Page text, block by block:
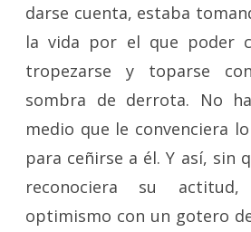
darse cuenta, estaba
la vida por el que poder
tropezarse y toparse
sombra de derrota. No
medio que le convenciera
para ceñirse a él. Y así, sin
reconociera su
optimismo con un gotero